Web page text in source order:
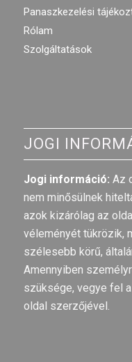
Panaszkezelési
Rólam
Szolgáltatások
JOGI
Jogi információ: Az
nem minősülnek
azok kizárólag az
véleményét tükrözik,
szélesebb körű,
Amennyiben
szüksége, vegye fel
oldal szerzőjével.